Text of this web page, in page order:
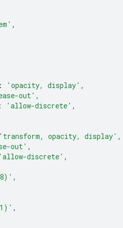
,
: 'opacity, display' ,
out' ,
: 'allow-discrete' ,
'transform, opacity, display' ,
out' ,
'allow-discrete' ,
,
,